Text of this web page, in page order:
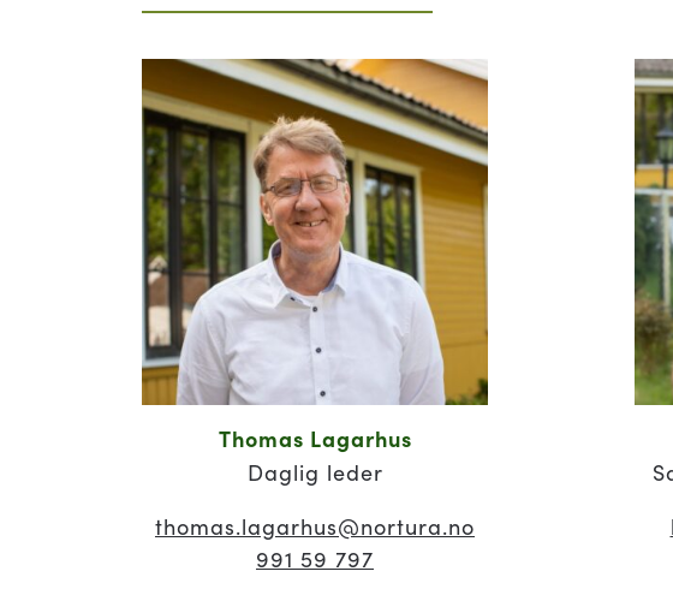
Kontakt oss for en faglig prat!
Thomas Lagarhus
thomas.lagarhus@nortura.no